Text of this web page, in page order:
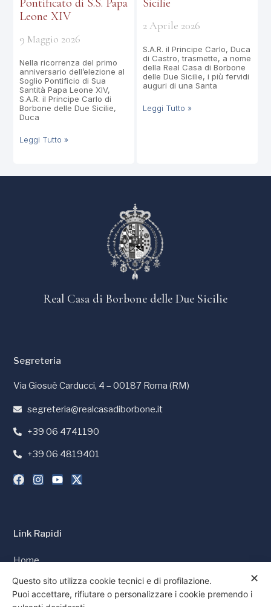
Pontificato di S.S. Papa
Leone XIV
9 Maggio 2026
Nella ricorrenza del primo
anniversario dell’elezione al
Soglio Pontificio di Sua
Santità Papa Leone XIV,
S.A.R. il Principe Carlo di
Borbone delle Due Sicilie,
Duca
Leggi Tutto »
Sicilie
2 Aprile 2026
S.A.R. il Principe Carlo, Duca
di Castro, trasmette, a nome
della Real Casa di Borbone
delle Due Sicilie, i più fervidi
auguri di una Santa
Leggi Tutto »
Real Casa di Borbone delle Due Sicilie
Link Rapidi
Home
Stampa e Media
Cookie Policy
Segreteria
Via Giosuè Carducci, 4 – 00187 Roma (RM)
segreteria@realcasadiborbone.it
+39 06 4741190
+39 06 4819401
✕
Questo sito utilizza cookie tecnici e di profilazione.
Puoi accettare, rifiutare o personalizzare i cookie premendo i